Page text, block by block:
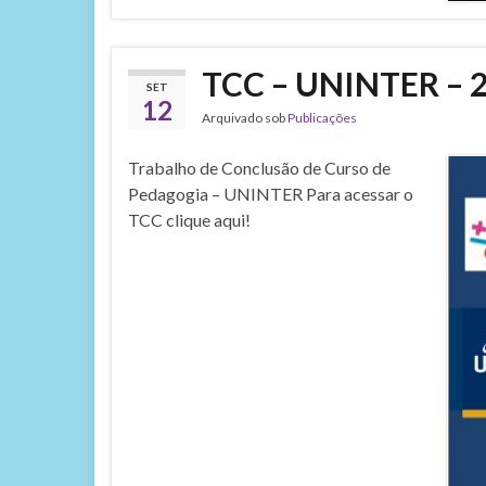
SET
12
TCC – UNINTER –
Arquivado sobPublicações
Trabalho de Conclusão de Curso de
Pedagogia – UNINTER Para acessar o
TCC clique aqui!